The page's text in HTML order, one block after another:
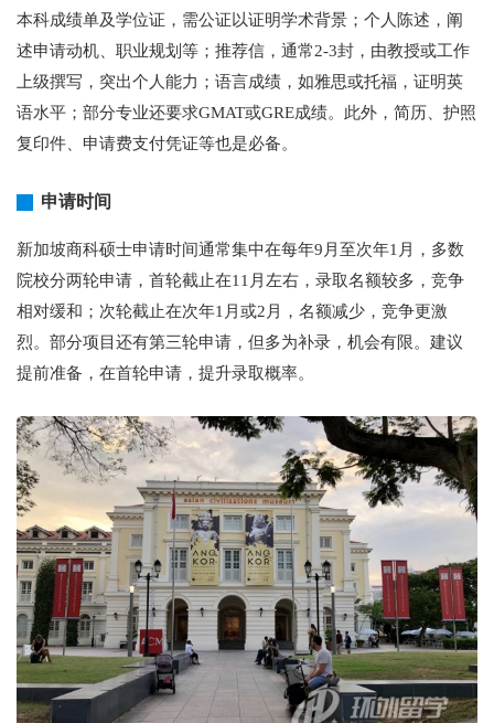
本科成绩单及学位证，需公证以证明学术背景；个人陈述，阐
述申请动机、职业规划等；推荐信，通常2-3封，由教授或工作
上级撰写，突出个人能力；语言成绩，如雅思或托福，证明英
语水平；部分专业还要求GMAT或GRE成绩。此外，简历、护照
复印件、申请费支付凭证等也是必备。
申请时间
新加坡商科硕士申请时间通常集中在每年9月至次年1月，多数
院校分两轮申请，首轮截止在11月左右，录取名额较多，竞争
相对缓和；次轮截止在次年1月或2月，名额减少，竞争更激
烈。部分项目还有第三轮申请，但多为补录，机会有限。建议
提前准备，在首轮申请，提升录取概率。